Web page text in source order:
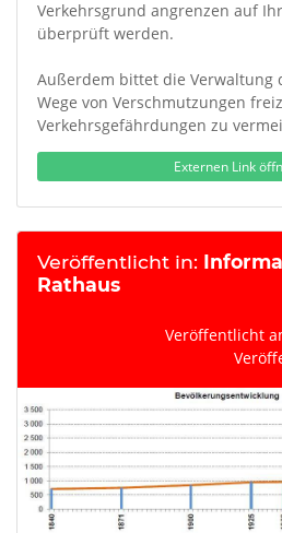
Verkehrsgrund angrenzen auf
überprüft werden.
Außerdem bittet die Verwaltung
Wege von Verschmutzungen
Verkehrsgefährdungen zu
Externen Link
Veröffentlicht in:
Rathaus
Veröffentlicht